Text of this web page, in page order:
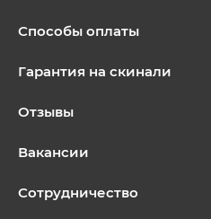
Способы оплаты
Гарантия на скинали
Отзывы
Вакансии
Сотрудничество